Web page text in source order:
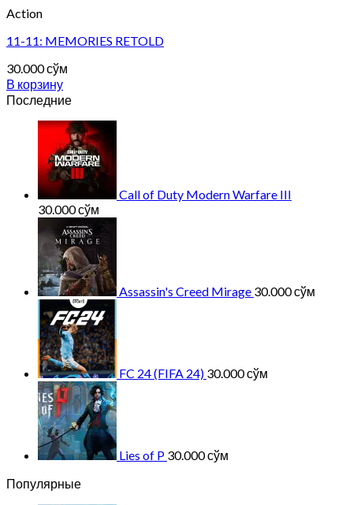
Action
11-11: MEMORIES RETOLD
30.000сўм
В корзину
Последние
Call of Duty Modern Warfare III
30.000сўм
Assassin's Creed Mirage 30.000сўм
FC 24 (FIFA 24) 30.000сўм
Lies of P 30.000сўм
Популярные